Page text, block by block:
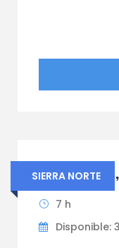
SIERRA NORTE
Las
7 h
Disponible: